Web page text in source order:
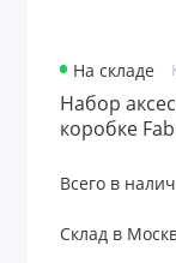
На складе
Набор
коробке
Всего в
Склад в